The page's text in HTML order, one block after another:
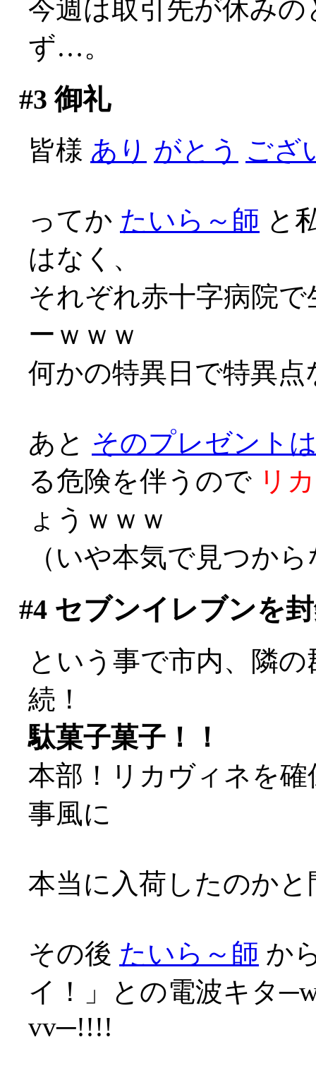
今週は取引先が休み
ず…。
#3 御礼
皆様 あり がとう ござ
ってか たいら～師 と
はなく、
それぞれ赤十字病院
ーｗｗｗ
何かの特異日で特異
あと そのプレゼント
る危険を伴うので リ
ょうｗｗｗ
（いや本気で見つか
#4セブンイレブンを
という事で市内、隣
続！
駄菓子菓子！！
本部！リカヴィネを
事風に
本当に入荷したのか
その後 たいら～師 か
イ！」との電波キタ
vv─!!!!